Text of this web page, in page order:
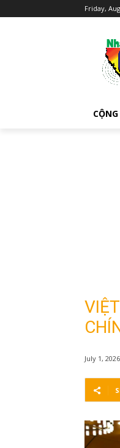
Friday,
July 1, 2026